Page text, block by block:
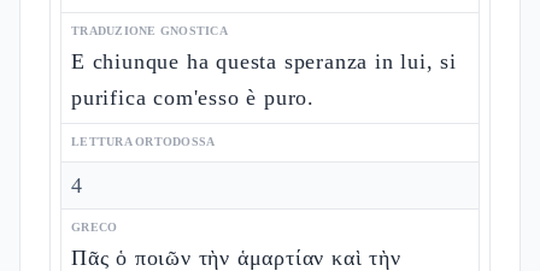
TRADUZIONE GNOSTICA
E chiunque ha questa speranza in lui, si
purifica com'esso è puro.
LETTURA ORTODOSSA
4
GRECO
Πᾶς ὁ ποιῶν τὴν ἁμαρτίαν καὶ τὴν